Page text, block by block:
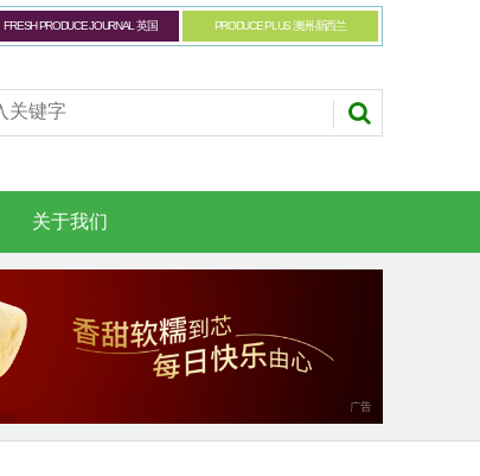
FRESH PRODUCE JOURNAL 英国 PRODUCE PLUS 澳洲-新西兰
关于我们